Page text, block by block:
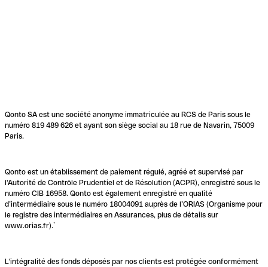
Qonto SA est une société anonyme immatriculée au RCS de Paris sous le
numéro 819 489 626 et ayant son siège social au 18 rue de Navarin, 75009
Paris.
Qonto est un établissement de paiement régulé, agréé et supervisé par
l'Autorité de Contrôle Prudentiel et de Résolution (ACPR), enregistré sous le
numéro CIB 16958. Qonto est également enregistré en qualité
d’intermédiaire sous le numéro 18004091 auprès de l’ORIAS (Organisme pour
le registre des intermédiaires en Assurances, plus de détails sur
www.orias.fr).`
L'intégralité des fonds déposés par nos clients est protégée conformément